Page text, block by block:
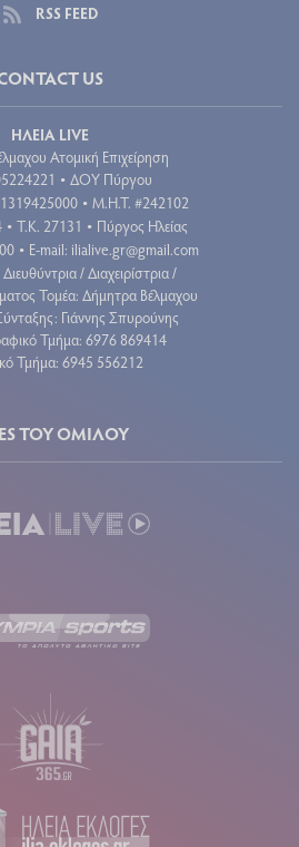
RSS FEED
US
ΗΛΕΙΑ LIVE
Ατομική Επιχείρηση
• ΔΟΥ Πύργου
• Μ.Η.Τ. #242102
• Τ.Κ. 27131 • Πύργος Ηλείας
• E-mail: ilialive.gr@gmail.com
Διευθύντρια / Διαχειρίστρια /
Τομέα: Δήμητρα Βέλμαχου
Γιάννης Σπυρούνης
Τμήμα: 6976 869414
Τμήμα: 6945 556212
ΤΟΥ ΟΜΙΛΟΥ